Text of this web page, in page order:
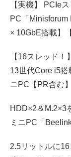
【実機】 PCIe
PC「Minisforum
× 10GbE搭載】
【16スレッド
13世代Core i5搭
ニPC【PR含む】
HDD×2＆M.2×3
ミニPC「
2.5リットルに